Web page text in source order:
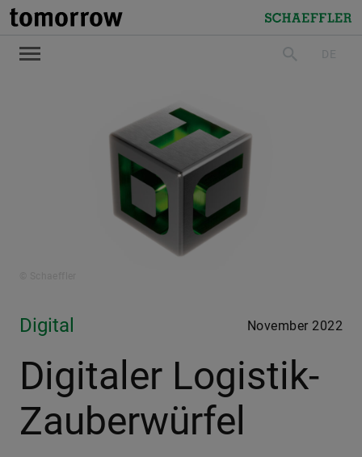
tomorrow
Schaeffler
suchenDE
Digital November 2022
Digitaler Logistik-
Zauberwürfel